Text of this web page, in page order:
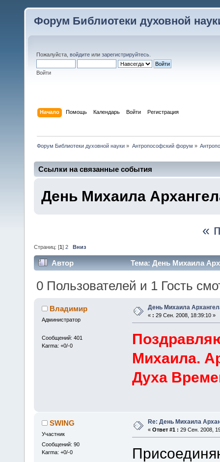
Форум Библиотеки духовной
Пожалуйста, войдите или зарегистрируйтесь
Войти
Начало Помощь Календарь Войти Регистрация
Форум Библиотеки духовной науки » Антропософский форум »
Ссылки на связанные события
День Михаила
«
Страниц: [1] 2 Вниз
Автор Тема: День Михаила
0 Пользователей и 1 Гость
Владимир
Администратор
Сообщений: 401
Karma: +0/-0
День Михаила
« : 29 Сен. 2008, 18:39:10 »
Михаила.
Духа
SWING
Участник
Сообщений: 90
Karma: +0/-0
Re: День Михаила
« Ответ #1 : 29 Сен. 2008,